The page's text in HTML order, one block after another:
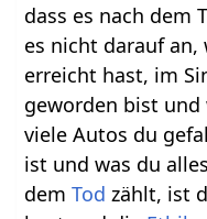
dass es nach dem
es nicht darauf an,
erreicht hast, im
geworden bist und
viele Autos du
ist und was du
demTod zählt, ist